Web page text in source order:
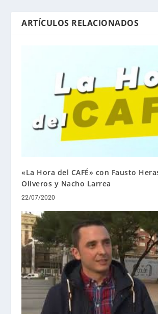
ARTÍCULOS RELACIONADOS
«La Hora del CAFÉ» con Fausto
Oliveros y Nacho Larrea
22/07/2020